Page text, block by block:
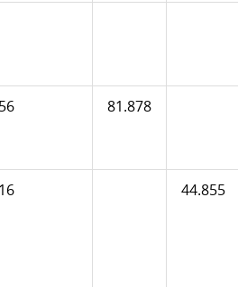
81.878
44.855